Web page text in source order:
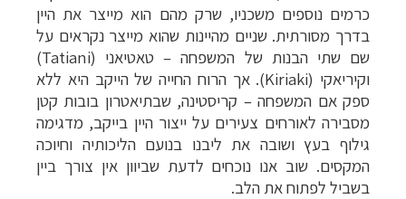
כרמים נוספים משכניו, שרק מהם הוא מייצר את היין
בדרך מסורתית. שניים מהיינות שהוא מייצר נקראים על
שם שתי הבנות של המשפחה – טאטיאני (Tatiani
)
וקיריאקי (Kiriaki). אך הרוח החייה של הייקב היא ללא
ספק אם המשפחה – קריסטינה, שבתיאטרון בובות קטן
מסבירה לאורחים צעירים על ייצור היין בייקב, מדגימה
גילוף בעץ ושובה את ליבנו בנועם הליכותיה וחיוכה
המקסים. שוב אנו נוכחים לדעת שביוון אין צורך ביין
בשביל לפתוח את הלב.